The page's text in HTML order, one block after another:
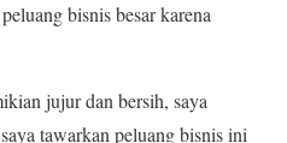
bisnis besar karena
jujur dan bersih, saya
tawarkan peluang bisnis ini